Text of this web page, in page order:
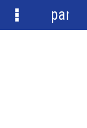
Menu
panel